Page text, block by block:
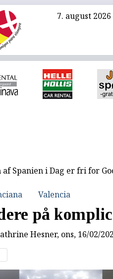
7. august 2026
Spanien i Dag er fri for
Valencia
på
Hesner, ons, 16/02/